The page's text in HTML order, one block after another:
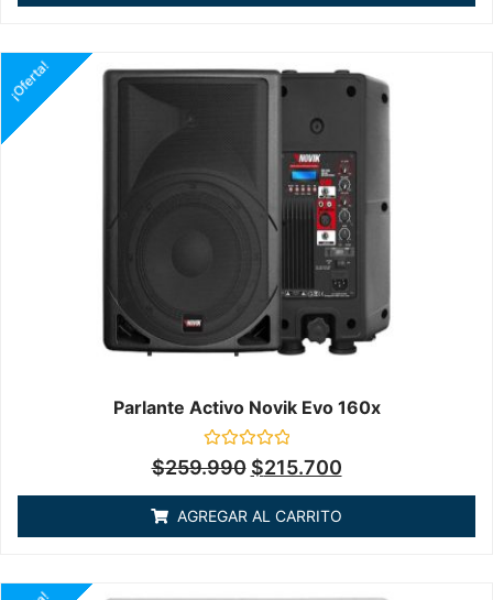
Parlante Activo Novik Evo 160x
Valorado
en
5
¡Oferta!
$259.990 $215.700
AGREGAR AL CARRITO